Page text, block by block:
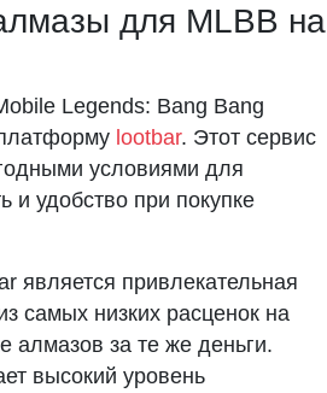
для MLBB на
Legends: Bang Bang
lootbar. Этот сервис
условиями для
и удобство при покупке
является привлекательная
самых низких расценок на
алмазов за те же деньги.
высокий уровень